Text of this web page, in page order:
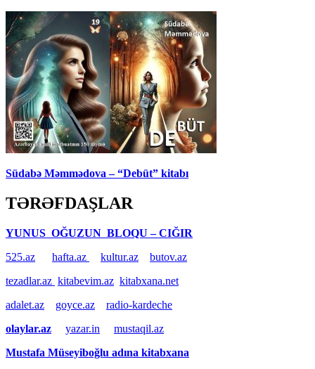
Südabə Məmmədova – “Debüt” kitabı
TƏRƏFDAŞLAR
YUNUS OĞUZUN BLOQU – CIĞIR
525.az
hafta.az kultur.az
butov.az
tezadlar.az kitabevim.az kitabxana.net
adalet.az
goyce.az
radio-kardeche
olaylar.az
yazar.in
mustaqil.az
Mustafa Müseyiboğlu adına kitabxana